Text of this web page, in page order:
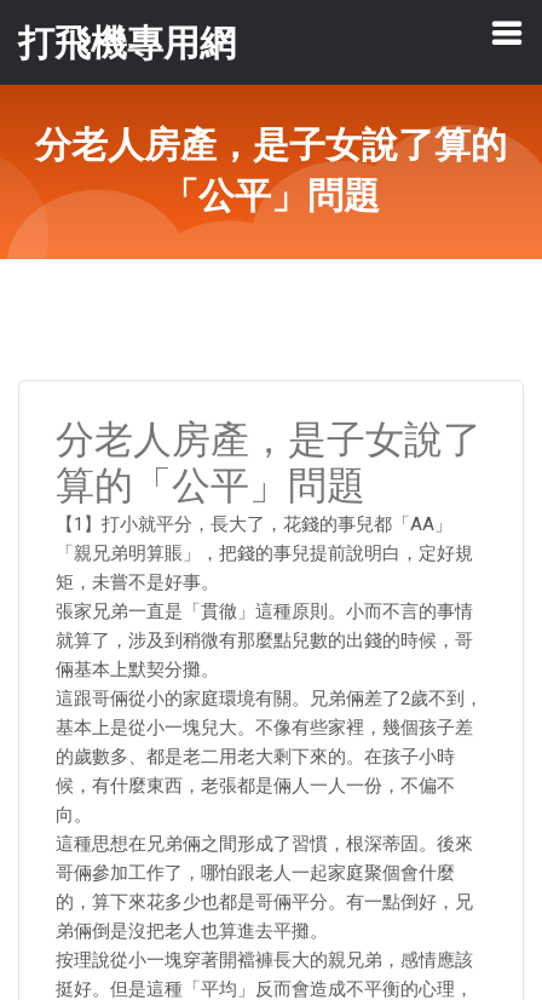
打飛機專用網
分老人房產，是子女說了算的
「公平」問題
分老人房產，是子女說了
算的「公平」問題
【1】打小就平分，長大了，花錢的事兒都「AA」
「親兄弟明算賬」，把錢的事兒提前說明白，定好規
矩，未嘗不是好事。
張家兄弟一直是「貫徹」這種原則。小而不言的事情
就算了，涉及到稍微有那麼點兒數的出錢的時候，哥
倆基本上默契分攤。
這跟哥倆從小的家庭環境有關。兄弟倆差了2歲不到，
基本上是從小一塊兒大。不像有些家裡，幾個孩子差
的歲數多、都是老二用老大剩下來的。在孩子小時
候，有什麼東西，老張都是倆人一人一份，不偏不
向。
這種思想在兄弟倆之間形成了習慣，根深蒂固。後來
哥倆參加工作了，哪怕跟老人一起家庭聚個會什麼
的，算下來花多少也都是哥倆平分。有一點倒好，兄
弟倆倒是沒把老人也算進去平攤。
按理說從小一塊穿著開襠褲長大的親兄弟，感情應該
挺好。但是這種「平均」反而會造成不平衡的心理，